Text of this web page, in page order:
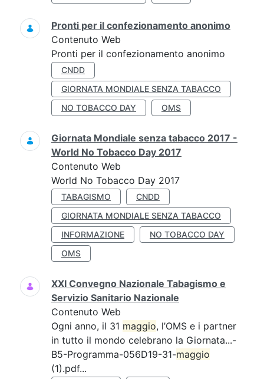
Pronti per il confezionamento anonimo
Contenuto Web
Pronti per il confezionamento anonimo
CNDD
GIORNATA MONDIALE SENZA TABACCO
NO TOBACCO DAY
OMS
Giornata Mondiale senza tabacco 2017 -
World No Tobacco Day 2017
Contenuto Web
World No Tobacco Day 2017
TABAGISMO
CNDD
GIORNATA MONDIALE SENZA TABACCO
INFORMAZIONE
NO TOBACCO DAY
OMS
XXI Convegno Nazionale Tabagismo e
Servizio Sanitario Nazionale
Contenuto Web
Ogni anno, il 31 maggio, l’OMS e i partner
in tutto il mondo celebrano la Giornata...-
B5-Programma-056D19-31-maggio
(1).pdf...